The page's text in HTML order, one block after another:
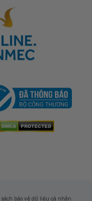
bảo vệ dữ liệu cá nhân